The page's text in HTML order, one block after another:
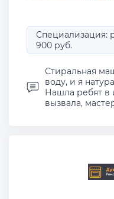
Специализация:
900 руб.
Стиральная
воду, и я
Нашла ребят в
вызвала,